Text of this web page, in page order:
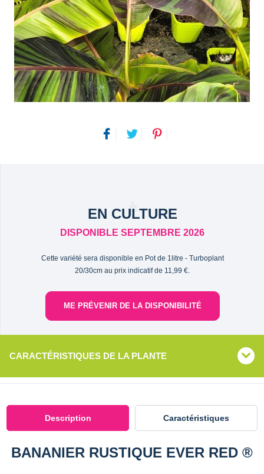
EN CULTURE
DISPONIBLE SEPTEMBRE 2026
Cette variété sera disponible en Pot de 1litre - Turboplant
20/30cm au prix indicatif de 11,99 €.
ME PRÉVENIR DE LA DISPONIBILITÉ
CARACTÉRISTIQUES DE LA PLANTE
Description Caractéristiques
BANANIER RUSTIQUE EVER RED ®